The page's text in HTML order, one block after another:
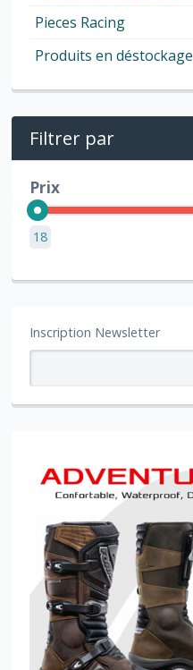
Pieces Racing
Produits en déstockage
Filtrer par
Prix
18
Inscription Newsletter